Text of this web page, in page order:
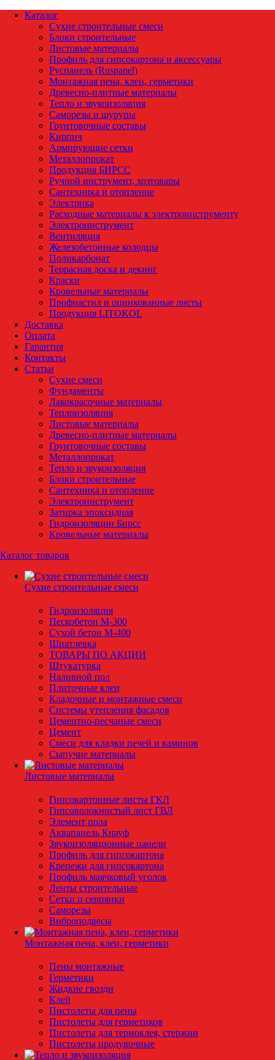
Каталог
Сухие строительные смеси
Блоки строительные
Листовые материалы
Профиль для гипсокартона и аксессуары
Руспанель (Ruspanel)
Монтажная пена, клеи, герметики
Древесно-плитные материалы
Тепло и звукоизоляция
Саморезы и шурупы
Грунтовочные составы
Кирпич
Армирующие сетки
Металлопрокат
Продукция БИРСС
Ручной инструмент, хозтовары
Сантехника и отопление
Электрика
Расходные материалы к электроинструменту
Электроинструмент
Вентиляция
Железобетонные колодцы
Поликарбонат
Террасная доска и декинг
Краски
Кровельные материалы
Профнастил и оцинкованные листы
Продукция LITOKOL
Доставка
Оплата
Гарантия
Контакты
Статьи
Сухие смеси
Фундаменты
Лакокрасочные материалы
Теплоизоляция
Листовые материалы
Древесно-плитные материалы
Грунтовочные составы
Металлопрокат
Тепло и звукоизоляция
Блоки строительные
Сантехника и отопление
Электроинструмент
Затирка эпоксидная
Гидроизоляции Бирсс
Кровельные материалы
Каталог товаров
Сухие строительные смеси
Гидроизоляция
Пескобетон М-300
Сухой бетон М-400
Шпатлевка
ТОВАРЫ ПО АКЦИИ
Штукатурка
Наливной пол
Плиточные клеи
Кладочные и монтажные смеси
Системы утепления фасадов
Цементно-песчаные смеси
Цемент
Смеси для кладки печей и каминов
Сыпучие материалы
Листовые материалы
Гипсокартонные листы ГКЛ
Гипсоволокнистый лист ГВЛ
Элемент пола
Аквапанель Кнауф
Звукоизоляционные панели
Профиль для гипсокартона
Крепежи для гипсокартона
Профиль маячковый уголок
Ленты строительные
Сетки и серпянки
Саморезы
Виброподвесы
Монтажная пена, клеи, герметики
Пены монтажные
Герметики
Жидкие гвозди
Клей
Пистолеты для пены
Пистолеты для герметиков
Пистолеты для термоклея, стержни
Пистолеты продувочные